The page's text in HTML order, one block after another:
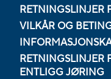
RETNINGSLINJER
VILKÅR OG
RETNINGSLINJER
ENTLIGG JØRING